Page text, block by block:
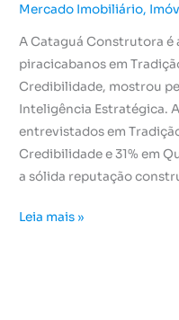
Mercado Imobiliário,
A Cataguá Construtora é
piracicabanos em
Credibilidade, mostrou
Inteligência Estratégica.
entrevistados em
Credibilidade e 31% em
a sólida reputação
Leia mais »